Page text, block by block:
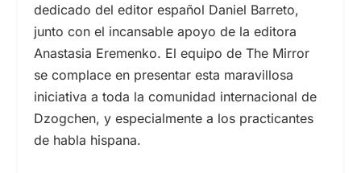
dedicado del editor español Daniel Barreto,
junto con el incansable apoyo de la editora
Anastasia Eremenko. El equipo de The Mirror
se complace en presentar esta maravillosa
iniciativa a toda la comunidad internacional de
Dzogchen, y especialmente a los practicantes
de habla hispana.